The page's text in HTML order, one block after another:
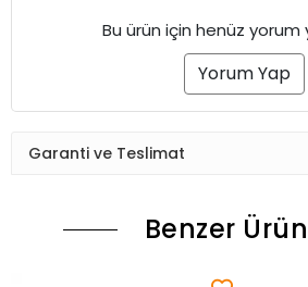
Bu ürün için henüz yorum
Yorum Yap
Garanti ve Teslimat
Benzer